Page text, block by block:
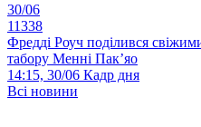
30/06
11338
Фредді Роуч поділився
табору Менні Пак’яо
14:15, 30/06 Кадр дня
Всі новини